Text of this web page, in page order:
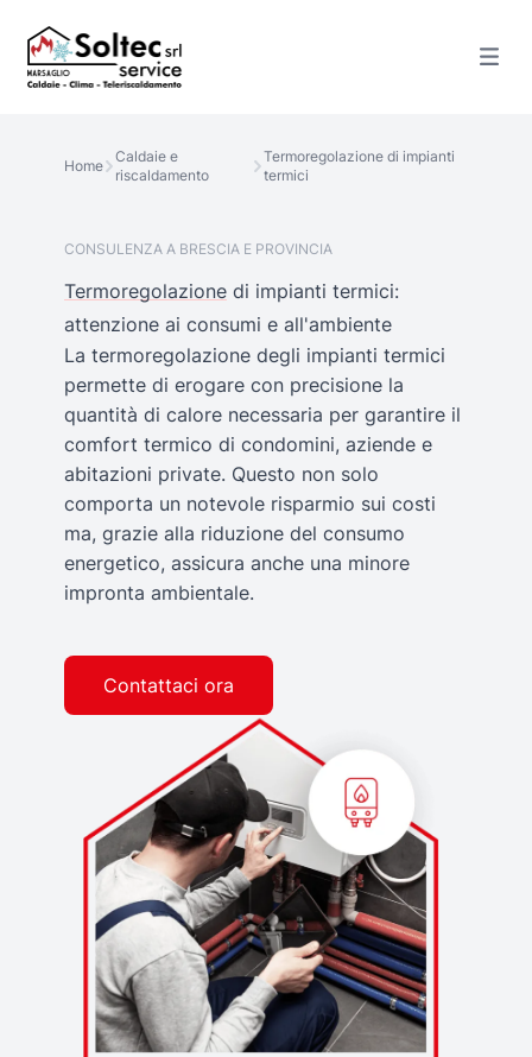
Home
Caldaie e
riscaldamento
Termoregolazione di impianti
termici
CONSULENZA A BRESCIA E PROVINCIA
Termoregolazione di impianti termici:
attenzione ai consumi e all'ambiente
La termoregolazione degli impianti termici
permette di erogare con precisione la
quantità di calore necessaria per garantire il
comfort termico di condomini, aziende e
abitazioni private. Questo non solo
comporta un notevole risparmio sui costi
ma, grazie alla riduzione del consumo
energetico, assicura anche una minore
impronta ambientale.
Contattaci ora